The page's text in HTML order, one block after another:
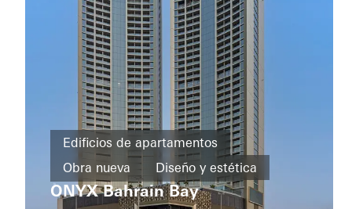
Barrios
edificios
de uso
Deutschlandhaus
Edificios de apartamentos
Obra nueva
Diseño y estética
Fachadas
Bahrain
ONYX Bahrain Bay